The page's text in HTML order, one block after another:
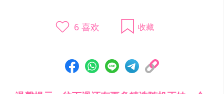
6喜欢 收藏